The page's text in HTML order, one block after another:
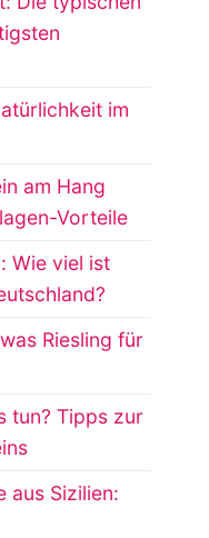
im
am Hang
Vorteile
Wie viel ist
Riesling für
tun? Tipps zur
aus Sizilien: